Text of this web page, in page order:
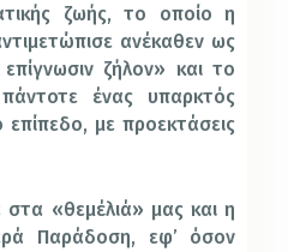
ζωής, το οποίο η
ανέκαθεν ως
ζήλον» και το
ένας υπαρκτός
με προεκτάσεις
στα «θεμέλιά» μας και η
Παράδοση, εφ’ όσον